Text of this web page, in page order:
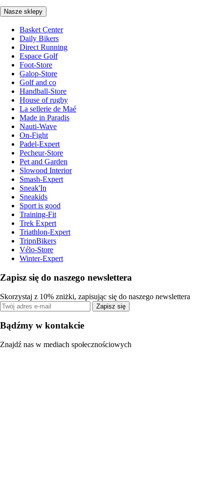
Nasze sklepy
Basket Center
Daily Bikers
Direct Running
Espace Golf
Foot-Store
Galop-Store
Golf and co
Handball-Store
House of rugby
La sellerie de Maé
Made in Paradis
Nauti-Wave
On-Fight
Padel-Expert
Pecheur-Store
Pet and Garden
Slowood Interior
Smash-Expert
Sneak'In
Sneakids
Sport is good
Training-Fit
Trek Expert
Triathlon-Expert
TripnBikers
Vélo-Store
Winter-Expert
Zapisz się do naszego newslettera
Skorzystaj z 10% zniżki, zapisując się do naszego newslettera
Zapisz się
Bądźmy w kontakcie
Znajdź nas w mediach społecznościowych